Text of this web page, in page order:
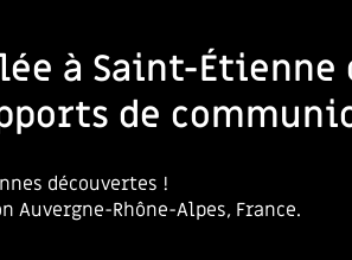
à Saint-Étienne
de
découvertes !
Auvergne-Rhône-Alpes, France.